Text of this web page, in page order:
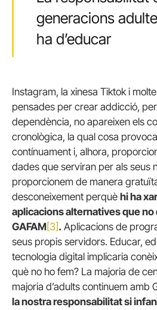
generacions
ha d’educar
Instagram, la xinesa Tiktok i
pensades per crear addicció,
dependència, no apareixen els
cronològica, la qual cosa
contínuament i, alhora,
dades que serviran per als seus
proporcionem de manera
desconeixement perquè hi ha
aplicacions alternatives que no
GAFAM [3] . Aplicacions de
seus propis servidors. Educar,
tecnologia digital implicaria
què no ho fem? La majoria de
majoria d’adults continuem amb
la nostra responsabilitat si